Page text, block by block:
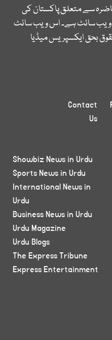
سے متعلق پاکستان کی
ویب سائٹ ہے۔ اس ویب سائٹ
بحق ایکسپریس میڈیا
Contact
Us
Showbiz News in Urdu
Sports News in Urdu
International News in
Urdu
Business News in Urdu
Urdu Magazine
Urdu Blogs
The Express Tribune
Express Entertainment